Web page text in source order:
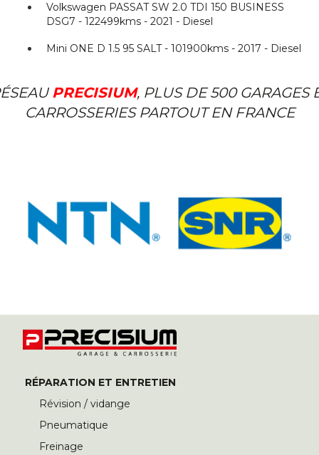
Volkswagen PASSAT SW 2.0 TDI 150 BUSINESS
DSG7 - 122499kms - 2021 - Diesel
Mini ONE D 1.5 95 SALT - 101900kms - 2017 - Diesel
PRECISIUM, PLUS DE 500 GARAGES
CARROSSERIES PARTOUT EN FRANCE
RÉPARATION ET ENTRETIEN
Révision / vidange
Pneumatique
Freinage